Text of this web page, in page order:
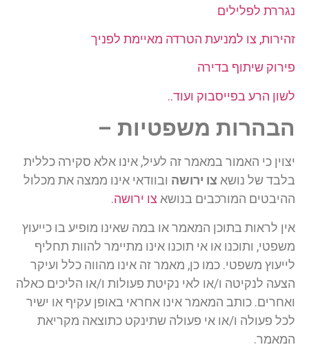
נגררת לפלילים
זהירות, צו למניעת הטרדה מאיימת לפניך
פירוק שיתוף בדירה
לשון הרע בפייסבוק ועוד..
הבהרות משפטיות –
יצוין כי האמור במאמר זה לעיל, אינו אלא סקירה כללית
בלבד של נושא צו ירושה ובוודאי אינו ממצה את מכלול
ההיבטים המורכבים בנושא צו ירושה.
אין לראות בתוכן המאמר או במה שאינו מופיע בו כייעוץ
משפטי, ותוכנו או אי תוכנו אינו מתיימר להוות תחליף
לייעוץ משפטי. כמו כן, מאמר זה אינו מהווה כלל ועיקר
הצעה לנקיטה ו/או לאי נקיטת פעולות ו/או הליכים כאלה
ואחרים. כותב המאמר אינו אחראי באופן עקיף או ישיר
לכל פעולה ו/או אי פעולה שתינקט כתוצאה מקריאת
המאמר.